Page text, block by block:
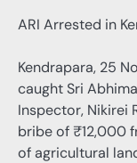
ARI Arrested in
Kendrapara, 25
caught Sri
Inspector, Nikirei
bribe of ₹12,000
of agricultural